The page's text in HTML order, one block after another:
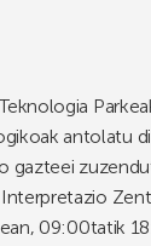
antolatu
gazteei
09:00tatik